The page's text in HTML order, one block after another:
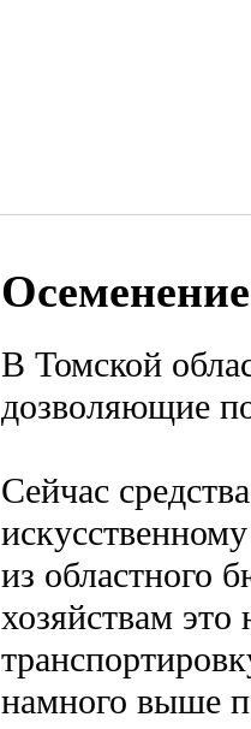
В Томской
дозволяющие
Сейчас
из областного
хозяйствам
намного выше